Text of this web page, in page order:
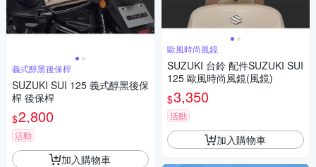
義式醇黑後保桿
SUZUKI SUI 125 義式醇黑後保
桿 後保桿
$2,800
活動
加入購物車
歐風時尚風鏡
SUZUKI 台鈴 配件SUZUKI SUI
125 歐風時尚風鏡(風鏡)
$3,350
活動
加入購物車